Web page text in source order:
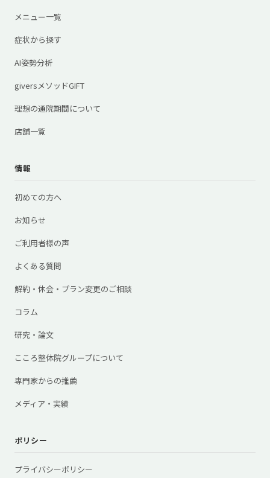
メニュー一覧
症状から探す
AI姿勢分析
giversメソッドGIFT
理想の通院期間について
店舗一覧
情報
初めての方へ
お知らせ
ご利用者様の声
よくある質問
解約・休会・プラン変更のご相談
コラム
研究・論文
こころ整体院グループについて
専門家からの推薦
メディア・実績
ポリシー
プライバシーポリシー